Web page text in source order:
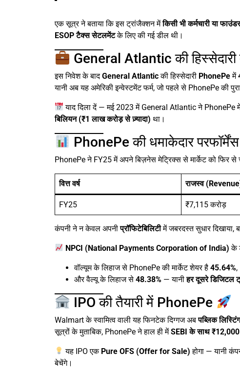
एक सूत्र ने बताया कि इस ट्रांजैक्शन मेंकिसी भी कर्मचारी या
ESOP टैक्स सेटलमेंटके लिए की गई डील थी।
General Atlantic की हिस्सेदारी
इस निवेश के बादGeneral Atlanticकी हिस्सेदारी PhonePeमें
यानी अब यह अमेरिकी इन्वेस्टमेंट फर्म, जो पहले से PhonePe की
याद दिला दें — मई 2023 में General Atlantic ने PhonePe
बिलियन (₹1 लाख करोड़ से ज़्यादा) था।
PhonePe की धमाकेदार
PhonePe ने FY25 में अपने बिज़नेस मेट्रिक्स से मार्केट को फिर से
वित्त वर्ष राजस्व
FY25 ₹7,115 करोड़
कंपनी ने न केवल अपनीप्रॉफिटेबिलिटीमें जबरदस्त सुधार दिखाया,
NPCI (National Payments Corporation of India) के
वॉल्यूम के लिहाज से PhonePe की मार्केट शेयर है 45.64%,
और वैल्यू के लिहाज से 48.38% — यानीहर दूसरे डिजिटल
IPO की तैयारी में PhonePe
Walmart के स्वामित्व वाली यह फिनटेक दिग्गज अबपब्लिक
सूत्रों के मुताबिक, PhonePe ने हाल ही मेंSEBI के साथ
यह IPO एक Pure OFS (Offer for Sale) होगा — यानी
बेचेंगे।